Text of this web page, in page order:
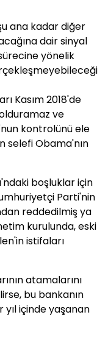
ana kadar diğer
dair sinyal
yönelik
Kasım 2018'de
ve
kontrolünü ele
selefi Obama'nın
boşluklar için
Parti'nin
reddedilmiş ya
kurulunda, eski
istifaları
atamalarını
bu bankanın
yıl içinde yaşanan